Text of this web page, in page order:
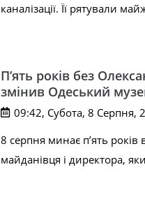
каналізації. Її рятували
П’ять років без
змінив Одеський
09:42, Субота, 8 Серпня,
8 серпня минає п’ять
майданівця і директора,